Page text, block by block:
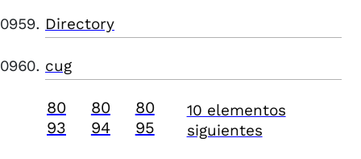
Directory
cug
80
93
80
94
80
95
10 elementos
siguientes